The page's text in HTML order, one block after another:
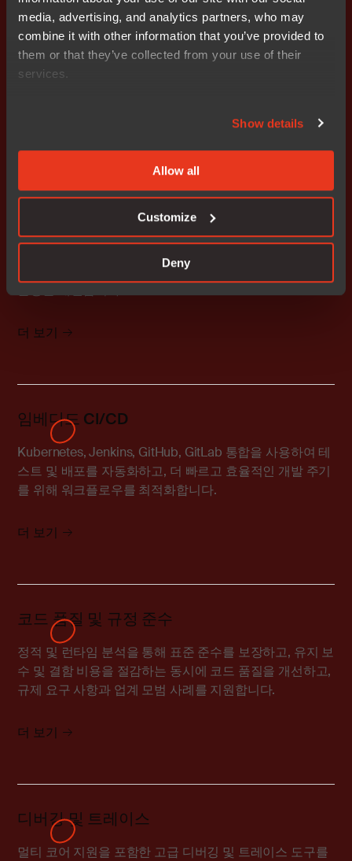
media, advertising, and analytics partners, who may
combine it with other information that you’ve provided to
them or that they’ve collected from your use of their
services.
Show details
Allow all
Customize
Deny
설계 및 코드 생성
시각적 모델링 및 상태 머신을 사용하여 개발을 가속화하
고, 자동화된 오류 없는 코드 생성과 간소화된 설계-코드
합하여 개발 수명 주기 전반에 걸쳐 복잡성을 줄이고 팀 효
더 보기
임베디드 CI/CD
Kubernetes, Jenkins, GitHub, GitLab 통합을 사용하여 테
스트 및 배포를 자동화하고, 더 빠르고 효율적인 개발 주기
를 위해 워크플로우를 최적화합니다.
더 보기
코드 품질 및 규정 준수
정적 및 런타임 분석을 통해 표준 준수를 보장하고, 유지 보
수 및 결함 비용을 절감하는 동시에 코드 품질을 개선하고,
규제 요구 사항과 업계 모범 사례를 지원합니다.
더 보기
디버깅 및 트레이스
멀티 코어 지원을 포함한 고급 디버깅 및 트레이스 도구를